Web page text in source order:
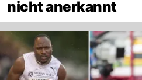
nicht anerkannt